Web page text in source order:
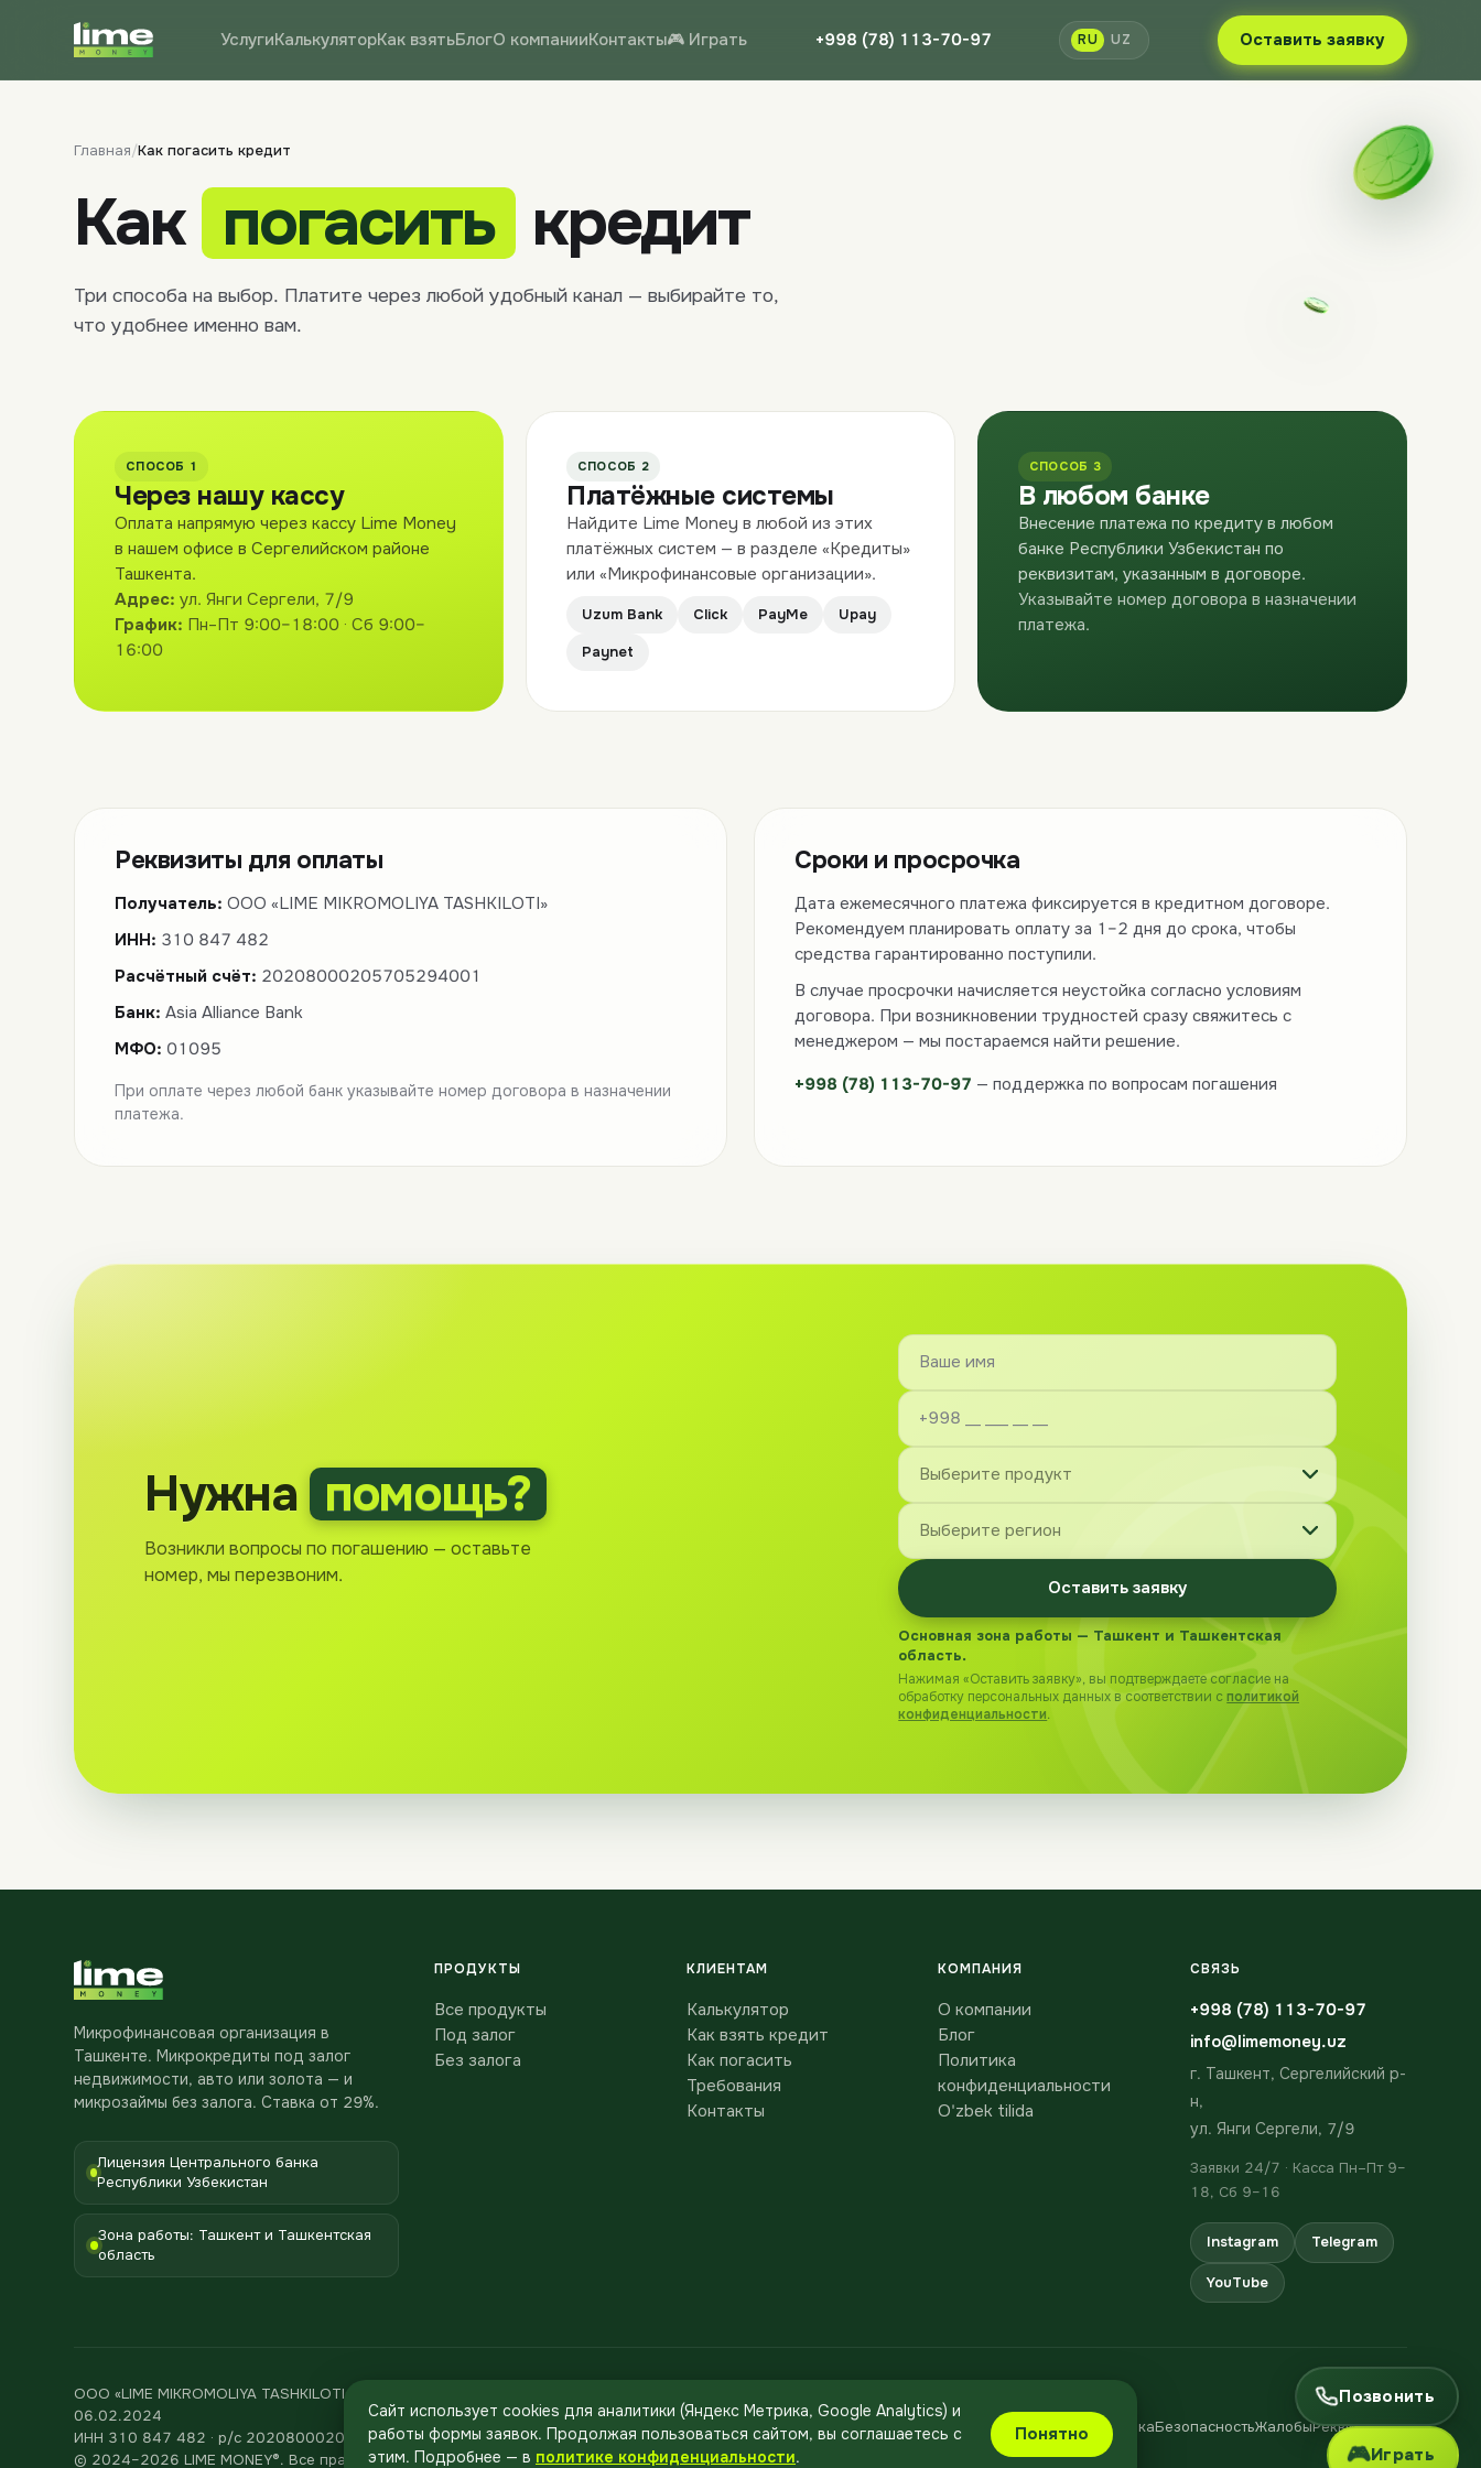
Позвонить
🎮Играть
Сайт использует cookies для аналитики (Яндекс Метрика, Google Analytics) и
работы формы заявок. Продолжая пользоваться сайтом, вы соглашаетесь с
этим. Подробнее — в политике конфиденциальности.
Понятно
УслугиКалькуляторКак взятьБлогО компанииКонтакты🎮 Играть +998 (78) 113-70-97 RU UZ Оставить заявку
Главная/Как погасить кредит
Как погасить кредит
Три способа на выбор. Платите через любой удобный канал — выбирайте то,
что удобнее именно вам.
СПОСОБ 1
Через нашу кассу
Оплата напрямую через кассу Lime Money
в нашем офисе в Сергелийском районе
Ташкента.
Адрес: ул. Янги Сергели, 7/9
График: Пн–Пт 9:00–18:00 · Сб 9:00–
16:00
СПОСОБ 2
Платёжные системы
Найдите Lime Money в любой из этих
платёжных систем — в разделе «Кредиты»
или «Микрофинансовые организации».
Uzum Bank Click PayMe
Upay
Paynet
СПОСОБ 3
В любом банке
Внесение платежа по кредиту в любом
банке Республики Узбекистан по
реквизитам, указанным в договоре.
Указывайте номер договора в назначении
платежа.
Реквизиты для оплаты
Получатель: ООО «LIME MIKROMOLIYA TASHKILOTI»
ИНН: 310 847 482
Расчётный счёт: 20208000205705294001
Банк: Asia Alliance Bank
МФО: 01095
При оплате через любой банк указывайте номер договора в назначении
платежа.
Сроки и просрочка
Дата ежемесячного платежа фиксируется в кредитном договоре.
Рекомендуем планировать оплату за 1–2 дня до срока, чтобы
средства гарантированно поступили.
В случае просрочки начисляется неустойка согласно условиям
договора. При возникновении трудностей сразу свяжитесь с
менеджером — мы постараемся найти решение.
+998 (78) 113-70-97 — поддержка по вопросам погашения
Нужна помощь?
Возникли вопросы по погашению — оставьте
номер, мы перезвоним.
Оставить заявку
Основная зона работы — Ташкент и Ташкентская
область.
Нажимая «Оставить заявку», вы подтверждаете согласие на
обработку персональных данных в соответствии сполитикой
конфиденциальности.
Микрофинансовая организация в
Ташкенте. Микрокредиты под залог
недвижимости, авто или золота — и
микрозаймы без залога. Ставка от 29%.
Лицензия Центрального банка
Республики Узбекистан
Зона работы: Ташкент и Ташкентская
область
ПРОДУКТЫ
Все продукты
Под залог
Без залога
КЛИЕНТАМ
Калькулятор
Как взять кредит
Как погасить
Требования
Контакты
КОМПАНИЯ
О компании
Блог
Политика
конфиденциальности
O'zbek tilida
СВЯЗЬ
+998 (78) 113-70-97
info@limemoney.uz
г. Ташкент, Сергелийский р-
н,
ул. Янги Сергели, 7/9
Заявки 24/7 · Касса Пн–Пт 9–
18, Сб 9–16
Instagram Telegram
YouTube
ООО «LIME MIKROMOLIYA TASHKILOTI» · Лицензия Центрального банка Республики Узбекистан № 106 от
06.02.2024
ИНН 310 847 482 · р/с 20208000205705294001 в Asia Alliance Bank, МФО 01095
© 2024–2026 LIME MONEY®. Все права защищены.
ПолитикаБезопасностьЖалобыРеквизитыUZ